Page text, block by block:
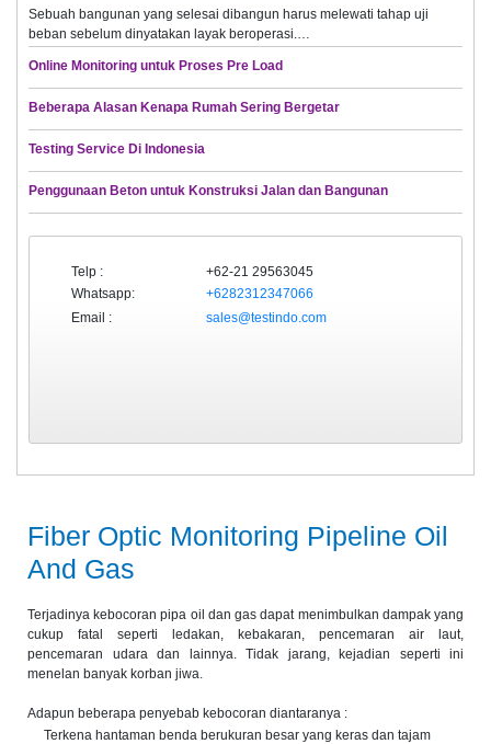
Sebuah bangunan yang selesai dibangun harus melewati tahap uji
beban sebelum dinyatakan layak beroperasi.…
Online Monitoring untuk Proses Pre Load
Beberapa Alasan Kenapa Rumah Sering Bergetar
Testing Service Di Indonesia
Penggunaan Beton untuk Konstruksi Jalan dan Bangunan
Telp :
+62-21 29563045
Whatsapp:
+6282312347066
Email :
sales@testindo.com
Fiber Optic Monitoring Pipeline Oil
And Gas
Terjadinya kebocoran pipa oil dan gas dapat menimbulkan dampak yang
cukup fatal seperti ledakan, kebakaran, pencemaran air laut,
pencemaran udara dan lainnya. Tidak jarang, kejadian seperti ini
menelan banyak korban jiwa.
Adapun beberapa penyebab kebocoran diantaranya :
Terkena hantaman benda berukuran besar yang keras dan tajam